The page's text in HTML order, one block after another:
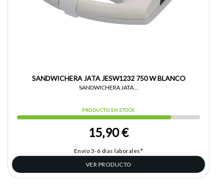
SANDWICHERA JATA JESW1232 750 W BLANCO
SANDWICHERA JATA...
PRODUCTO EN STOCK
15,90 €
Envío 3-6 días laborales*
VER PRODUCTO